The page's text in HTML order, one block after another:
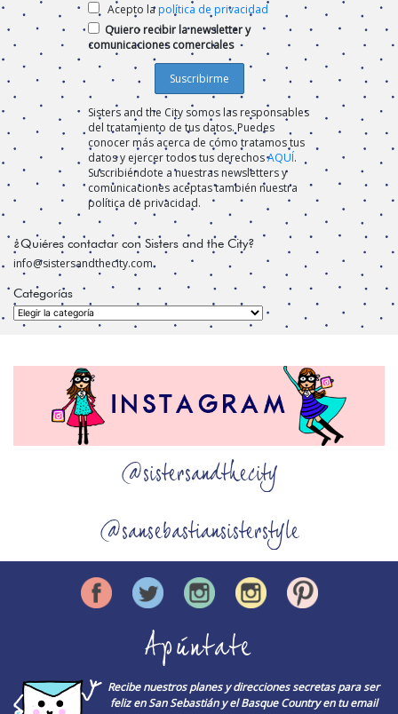
Acepto lapolítica de privacidad
Quiero recibir la newsletter y
comunicaciones comerciales
Sisters and the City somos las responsables
del tratamiento de tus datos. Puedes
conocer más acerca de cómo tratamos tus
datos y ejercer todos tus derechosAQUÍ.
Suscribiéndote a nuestras newsletters y
comunicaciones aceptas también nuestra
política de privacidad.
¿Quiéres contactar con Sisters and the City?
info@sistersandthecity.com
Categorías
Categorías
@sistersandthecity
@sansebastiansisterstyle
Apúntate
Recibe nuestros planes y direcciones secretas para ser
feliz en San Sebastián y el Basque Country en tu email